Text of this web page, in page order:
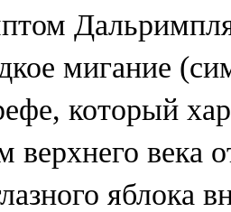
мигание
который
верхнего века
яблока